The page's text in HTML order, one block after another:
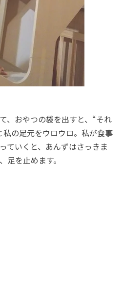
、おやつの袋を出すと、“それ
私の足元をウロウロ。私が食事
ていくと、あんずはさっきま
足を止めます。